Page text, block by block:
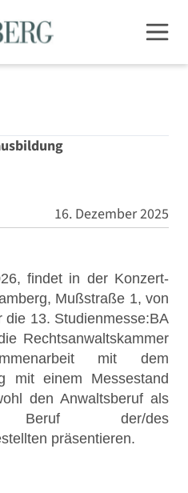
16. Dezember 2025
findet in der Konzert-
Mußstraße 1, von
die 13. Studienmesse:BA
Rechtsanwaltskammer
mit dem
mit einem Messestand
den Anwaltsberuf als
der/des
präsentieren.